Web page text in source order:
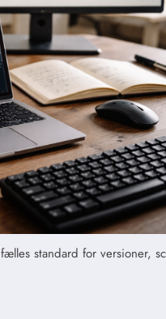
standard for versioner,